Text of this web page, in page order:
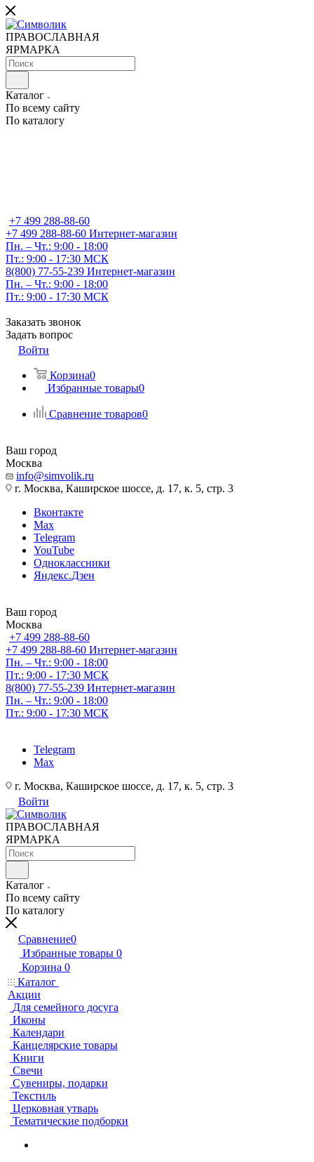
ПРАВОСЛАВНАЯ
ЯРМАРКА
Каталог
По всему сайту
По каталогу
+7 499 288-88-60
+7 499 288-88-60 Интернет-магазин
Пн. – Чт.: 9:00 - 18:00
Пт.: 9:00 - 17:30 МСК
8(800) 77-55-239 Интернет-магазин
Пн. – Чт.: 9:00 - 18:00
Пт.: 9:00 - 17:30 МСК
Заказать звонок
Задать вопрос
Войти
Корзина0
Избранные товары0
Сравнение товаров0
Ваш город
Москва
info@simvolik.ru
г. Москва, Каширское шоссе, д. 17, к. 5, стр. 3
Вконтакте
Max
Telegram
YouTube
Одноклассники
Яндекс.Дзен
Ваш город
Москва
+7 499 288-88-60
+7 499 288-88-60 Интернет-магазин
Пн. – Чт.: 9:00 - 18:00
Пт.: 9:00 - 17:30 МСК
8(800) 77-55-239 Интернет-магазин
Пн. – Чт.: 9:00 - 18:00
Пт.: 9:00 - 17:30 МСК
Telegram
Max
г. Москва, Каширское шоссе, д. 17, к. 5, стр. 3
Войти
ПРАВОСЛАВНАЯ
ЯРМАРКА
Каталог
По всему сайту
По каталогу
Сравнение0
Избранные товары 0
Корзина 0
Каталог
Акции
Для семейного досуга
Иконы
Календари
Канцелярские товары
Книги
Свечи
Сувениры, подарки
Текстиль
Церковная утварь
Тематические подборки